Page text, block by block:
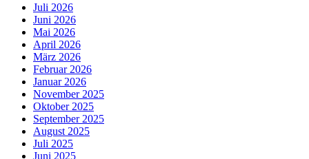
Juli 2026
Juni 2026
Mai 2026
April 2026
März 2026
Februar 2026
Januar 2026
November 2025
Oktober 2025
September 2025
August 2025
Juli 2025
Juni 2025